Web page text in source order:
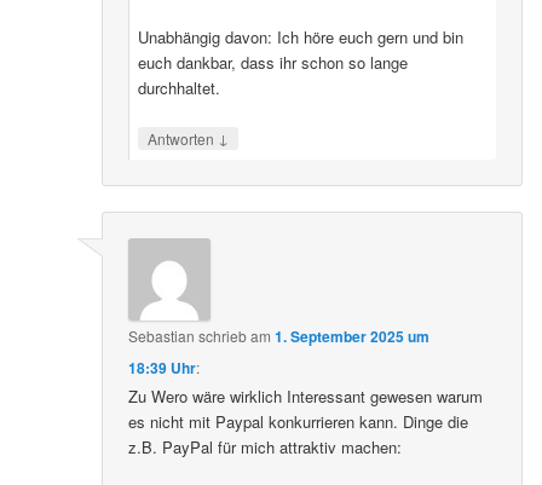
Unabhängig davon: Ich höre euch gern und bin
euch dankbar, dass ihr schon so lange
durchhaltet.
Antworten ↓
Sebastian schriebam1. September 2025 um
18:39 Uhr:
Zu Wero wäre wirklich Interessant gewesen warum
es nicht mit Paypal konkurrieren kann. Dinge die
z.B. PayPal für mich attraktiv machen: